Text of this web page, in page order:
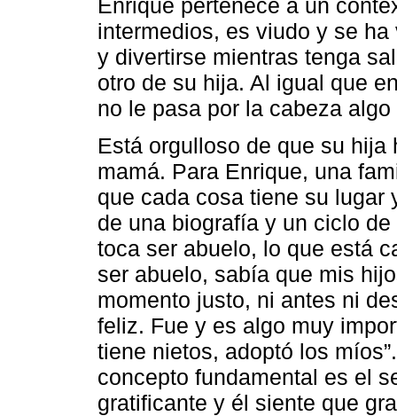
intermedios, es viudo y se
y divertirse mientras tenga
otro de su hija. Al igual que
no le pasa por la cabeza
Está orgulloso de que su
mamá. Para Enrique, una
que cada cosa tiene su lugar
de una biografía y un ciclo
toca ser abuelo, lo que está
ser abuelo, sabía que mis
momento justo, ni antes ni
feliz. Fue y es algo muy
tiene nietos, adoptó los
concepto fundamental es el
gratificante y él siente que